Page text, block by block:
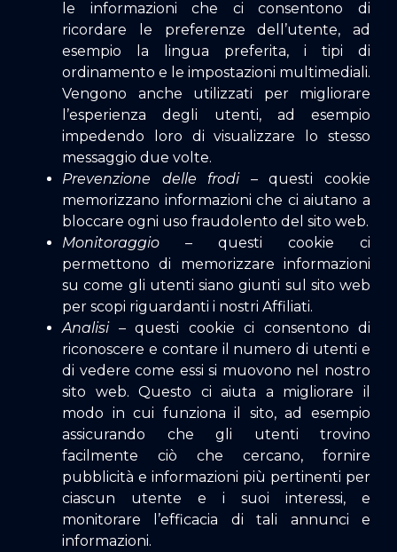
le informazioni che ci consentono di
ricordare le preferenze dell’utente, ad
esempio la lingua preferita, i tipi di
ordinamento e le impostazioni multimediali.
Vengono anche utilizzati per migliorare
l’esperienza degli utenti, ad esempio
impedendo loro di visualizzare lo stesso
messaggio due volte.
Prevenzione delle frodi – questi cookie
memorizzano informazioni che ci aiutano a
bloccare ogni uso fraudolento del sito web.
Monitoraggio – questi cookie ci
permettono di memorizzare informazioni
su come gli utenti siano giunti sul sito web
per scopi riguardanti i nostri Affiliati.
Analisi– questi cookie ci consentono di
riconoscere e contare il numero di utenti e
di vedere come essi si muovono nel nostro
sito web. Questo ci aiuta a migliorare il
modo in cui funziona il sito, ad esempio
assicurando che gli utenti trovino
facilmente ciò che cercano, fornire
pubblicità e informazioni più pertinenti per
ciascun utente e i suoi interessi, e
monitorare l’efficacia di tali annunci e
informazioni.